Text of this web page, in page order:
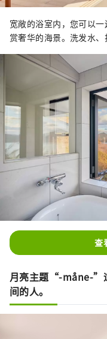
宽敞的浴室内，您可以
赏奢华的海景。洗发水、
查
月亮主题“-måne-”
间的人。